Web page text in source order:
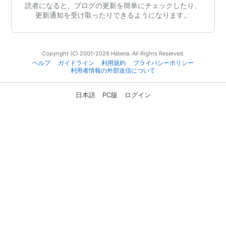
読者になると、ブログの更新を簡単にチェックしたり、
更新通知を受け取ったりできるようになります。
Copyright (C) 2001-2026 Hatena. All Rights Reserved.
ヘルプ
ガイドライン 利用規約
プライバシーポリシー
利用者情報の外部送信について
日本語 PC版 ログイン